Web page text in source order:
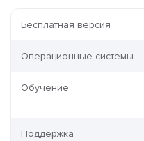
Бесплатная версия
Операционные системы
Обучение
Поддержка